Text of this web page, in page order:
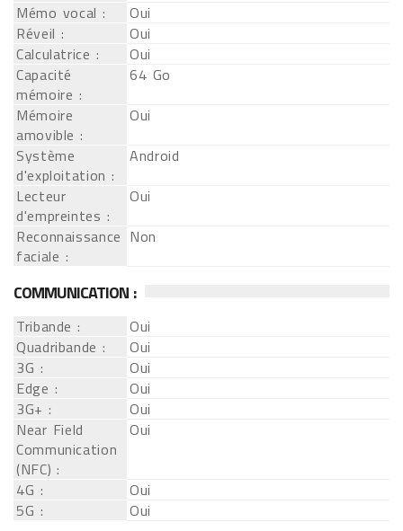
Mémo vocal :
Oui
Réveil :
Oui
Calculatrice :
Oui
Capacité
mémoire :
64 Go
Mémoire
amovible :
Oui
Système
d'exploitation :
Android
Lecteur
d'empreintes :
Oui
Reconnaissance
faciale :
Non
COMMUNICATION :
Tribande :
Oui
Quadribande :
Oui
3G :
Oui
Edge :
Oui
3G+ :
Oui
Near Field
Communication
(NFC) :
Oui
4G :
Oui
5G :
Oui